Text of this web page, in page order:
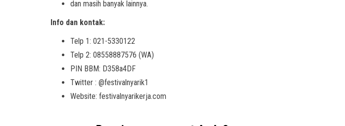
dan masih banyak lainnya.
Info dan kontak:
Telp 1: 021-5330122
Telp 2: 08558887576 (WA)
PIN BBM: D358a4DF
Twitter : @festivalnyarik1
Website: festivalnyarikerja.com